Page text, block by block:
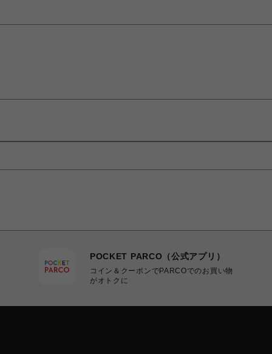
POCKET PARCO（公式アプリ）
コイン＆クーポンでPARCOでのお買い物
がオトクに